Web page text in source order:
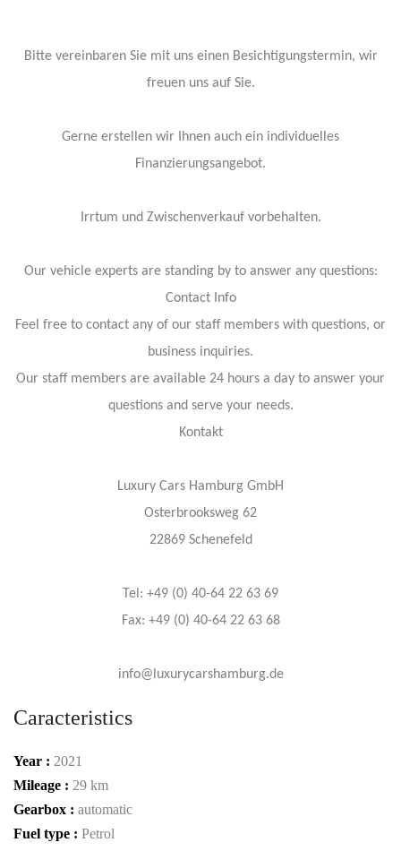
Bitte vereinbaren Sie mit uns einen Besichtigungstermin, wir
freuen uns auf Sie.
Gerne erstellen wir Ihnen auch ein individuelles
Finanzierungsangebot.
Irrtum und Zwischenverkauf vorbehalten.
Our vehicle experts are standing by to answer any questions:
Contact Info
Feel free to contact any of our staff members with questions, or
business inquiries.
Our staff members are available 24 hours a day to answer your
questions and serve your needs.
Kontakt
Luxury Cars Hamburg GmbH
Osterbrooksweg 62
22869 Schenefeld
Tel: +49 (0) 40-64 22 63 69
Fax: +49 (0) 40-64 22 63 68
info@luxurycarshamburg.de
Caracteristics
Year : 2021
Mileage : 29 km
Gearbox : automatic
Fuel type : Petrol